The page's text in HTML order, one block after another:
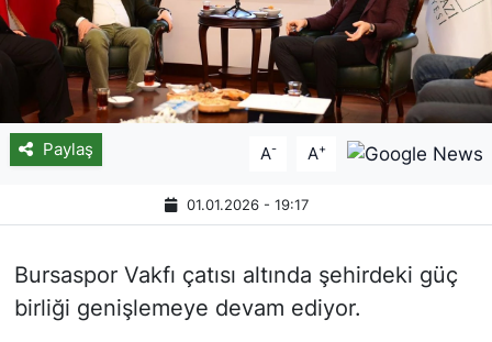
Paylaş A- A+
01.01.2026 - 19:17
Bursaspor Vakfı çatısı altında şehirdeki güç
birliği genişlemeye devam ediyor.